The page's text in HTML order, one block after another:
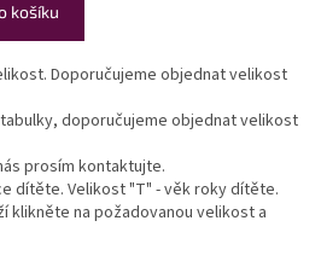
košíku
Doporučujeme objednat velikost
doporučujeme objednat velikost
prosím kontaktujte.
dítěte. Velikost "T" - věk roky dítěte.
klikněte na požadovanou velikost a